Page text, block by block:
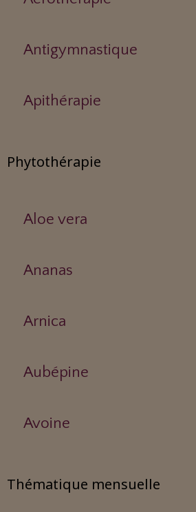
Antigymnastique
Apithérapie
Phytothérapie
Aloe vera
Ananas
Arnica
Aubépine
Avoine
Thématique mensuelle